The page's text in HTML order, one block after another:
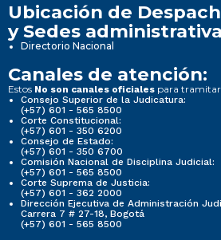
Ubicación de
y Sedes
Directorio Nacional
Canales de atención:
Estos No son canales oficiales para tramitar
Consejo Superior de la Judicatura:
(+57) 601 - 565 8500
Corte Constitucional:
(+57) 601 - 350 6200
Consejo de Estado:
(+57) 601 - 350 6700
Comisión Nacional de Disciplina Judicial:
(+57) 601 - 565 8500
Corte Suprema de Justicia:
(+57) 601 - 362 2000
Dirección Ejecutiva de Administración
Carrera 7 # 27-18, Bogotá
(+57) 601 - 565 8500